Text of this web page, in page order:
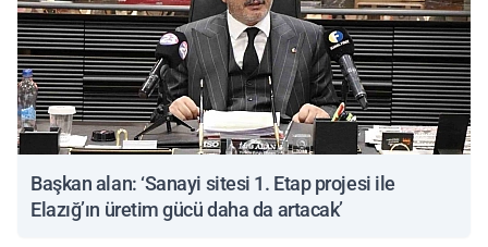
Başkan alan: ‘Sanayi sitesi 1. Etap projesi ile
Elazığ’ın üretim gücü daha da artacak’